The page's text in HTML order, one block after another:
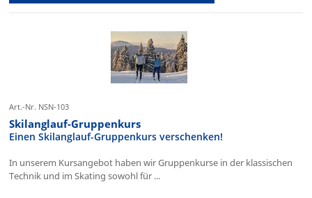
Art.-Nr. NSN-103
Skilanglauf-Gruppenkurs
Einen Skilanglauf-Gruppenkurs verschenken!
In unserem Kursangebot haben wir Gruppenkurse in der klassischen
Technik und im Skating sowohl für ...